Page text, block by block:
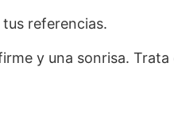
referencias.
y una sonrisa.